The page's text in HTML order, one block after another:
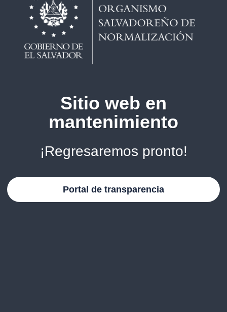
Sitio web en
mantenimiento
¡Regresaremos pronto!
Portal de transparencia